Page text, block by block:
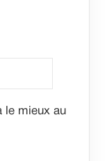
le mieux au